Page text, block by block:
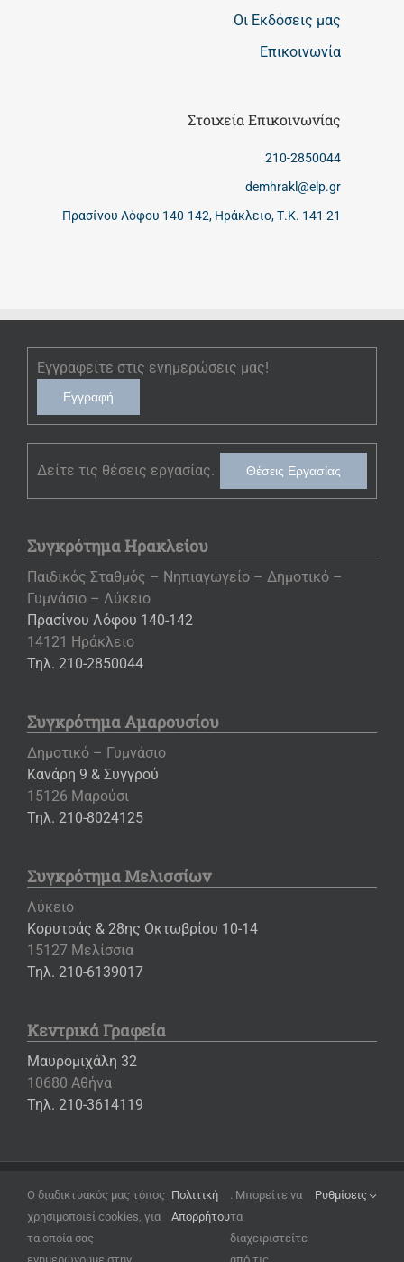
Οι Εκδόσεις μας
Επικοινωνία
Στοιχεία Επικοινωνίας
210-2850044
demhrakl@elp.gr
Πρασίνου Λόφου 140-142, Ηράκλειο, Τ.Κ. 141 21
Εγγραφείτε στις ενημερώσεις μας!
Εγγραφή
Δείτε τις θέσεις εργασίας. Θέσεις Εργασίας
Συγκρότημα Ηρακλείου
Παιδικός Σταθμός – Νηπιαγωγείο – Δημοτικό –
Γυμνάσιο – Λύκειο
Πρασίνου Λόφου 140-142
14121 Ηράκλειο
Τηλ. 210-2850044
Συγκρότημα Αμαρουσίου
Δημοτικό – Γυμνάσιο
Κανάρη 9 & Συγγρού
15126 Μαρούσι
Τηλ. 210-8024125
Συγκρότημα Μελισσίων
Λύκειο
Κορυτσάς & 28ης Οκτωβρίου 10-14
15127 Μελίσσια
Τηλ. 210-6139017
Κεντρικά Γραφεία
Μαυρομιχάλη 32
10680 Αθήνα
Τηλ. 210-3614119
Όροι Χρήσης
Πολιτική Απορρήτου
Ο διαδικτυακός μας τόπος
χρησιμοποιεί cookies, για
τα οποία σας
Πολιτική
Απορρήτου
. Μπορείτε να
τα
διαχειριστείτε
Ρυθμίσεις